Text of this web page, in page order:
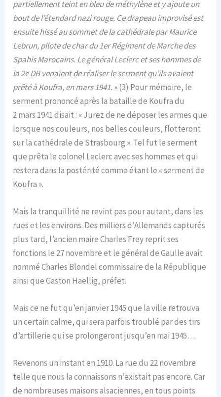
partiellement teint en bleu de méthylène et y ajoute un
bout de l’étendard nazi rouge. Ce drapeau improvisé est
ensuite hissé au sommet de la cathédrale par Maurice
Lebrun, pilote de char du 1er Régiment de Marche des
Spahis Marocains. Le général Leclerc et ses hommes de
la 2e DB venaient de réaliser le serment qu’ils avaient
prêté à Koufra, en mars 1941.» (3) Pour mémoire, le
serment prononcé après la bataille de Koufra du
2 mars 1941 disait : « Jurez de ne déposer les armes que
lorsque nos couleurs, nos belles couleurs, flotteront
sur la cathédrale de Strasbourg ». Tel fut le serment
que prêta le colonel Leclerc avec ses hommes et qui
restera dans la postérité comme étant le « serment de
Koufra ».
Mais la tranquillité ne revint pas pour autant, dans les
rues et les environs. Des milliers d’Allemands capturés
plus tard, l’ancien maire Charles Frey reprit ses
fonctions le 27 novembre et le général de Gaulle avait
nommé Charles Blondel commissaire de la République
ainsi que Gaston Haellig, préfet.
Mais ce ne fut qu’en janvier 1945 que la ville retrouva
un certain calme, qui sera parfois troublé par des tirs
d’artillerie qui se prolongeront jusqu’en mai 1945…
Revenons un instant en 1910. La rue du 22 novembre
telle que nous la connaissons n’existait pas encore. Car
de nombreuses maisons alsaciennes, en tous points